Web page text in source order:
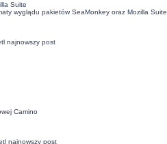
Suite
wyglądu pakietów SeaMonkey oraz Mozilla Suite
Camino